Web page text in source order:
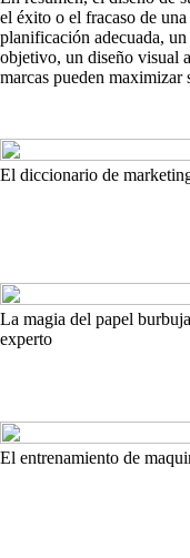
el éxito o el fracaso de
planificación adecuada,
objetivo, un diseño visual
marcas pueden maximizar
El diccionario de
La magia del papel
experto
El entrenamiento de